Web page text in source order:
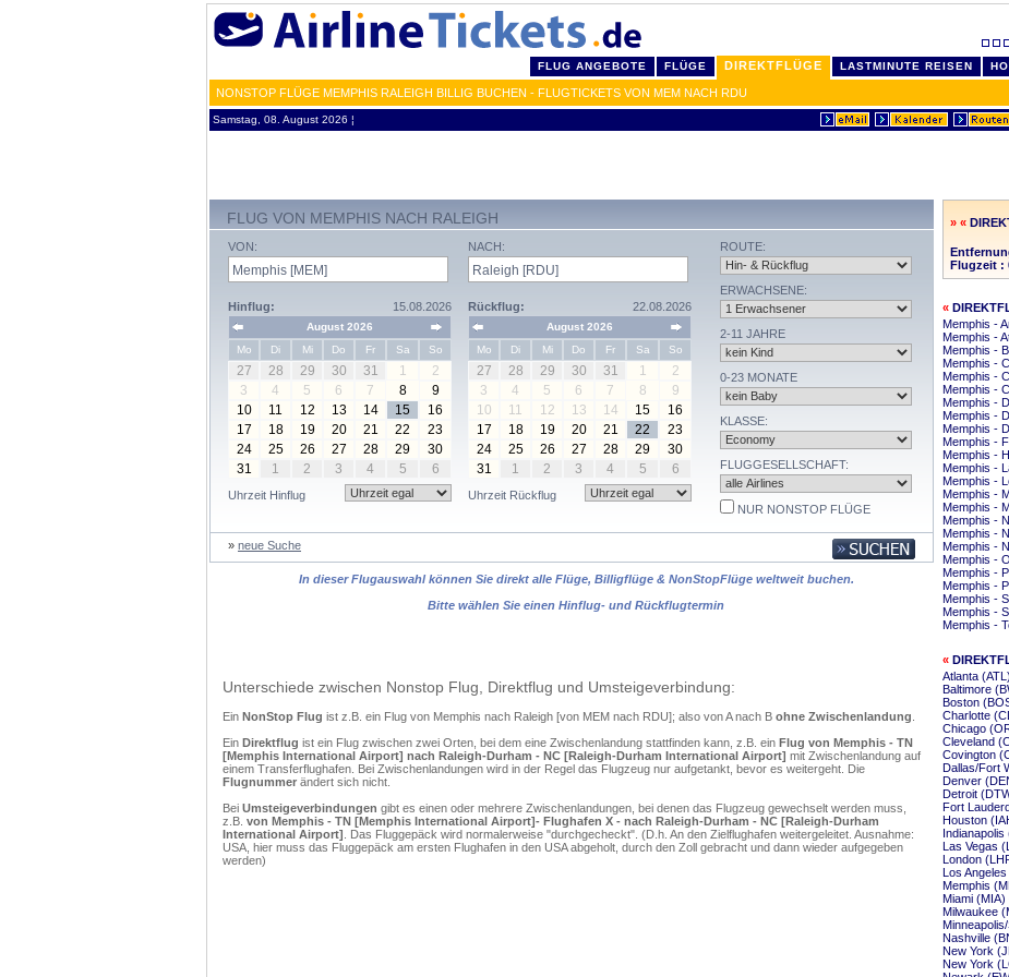
FLUG ANGEBOTE FLÜGE DIREKTFLÜGE LASTMINUTE REISEN
NONSTOP FLÜGE MEMPHIS RALEIGH BILLIG BUCHEN - FLUGTICKETS VON MEM NACH RDU
Samstag, 08. August 2026 ¦
FLUG VON MEMPHIS NACH RALEIGH
VON:
Hinflug: 15.08.2026
August 2026
Mo
Di Mi Do Fr Sa So
27 28 29 30 31 1
2
3
4 5 6 7 8
9
10
11 12 13 14 15
16
17
18 19 20 21 22
23
24
25 26 27 28 29
30
31
1 2 3 4 5 6
Uhrzeit Hinflug
NACH:
Rückflug: 22.08.2026
August 2026
Mo
Di Mi Do Fr Sa So
27 28 29 30 31 1
2
3
4 5 6 7 8
9
10
11 12 13 14 15
16
17
18 19 20 21 22
23
24
25 26 27 28 29
30
31
1 2 3 4 5 6
Uhrzeit Rückflug
ROUTE:
ERWACHSENE:
2-11 JAHRE
0-23 MONATE
KLASSE:
FLUGGESELLSCHAFT:
NUR NONSTOP FLÜGE
» neue Suche
In dieser Flugauswahl können Sie direkt alle Flüge, Billigflüge & NonStopFlüge weltweit buchen.
Bitte wählen Sie einen Hinflug- und Rückflugtermin
Unterschiede zwischen Nonstop Flug, Direktflug und Umsteigeverbindung:
Ein NonStop Flug ist z.B. ein Flug von Memphis nach Raleigh [von MEM nach RDU]; also von A nach B ohne Zwischenlandung
Ein Direktflug ist ein Flug zwischen zwei Orten, bei dem eine Zwischenlandung stattfinden kann, z.B. ein Flug von Memphis - TN
[Memphis International Airport] nach Raleigh-Durham - NC [Raleigh-Durham International Airport] mit Zwischenlandung auf
einem Transferflughafen. Bei Zwischenlandungen wird in der Regel das Flugzeug nur aufgetankt, bevor es weitergeht. Die
Flugnummer ändert sich nicht.
Bei Umsteigeverbindungen gibt es einen oder mehrere Zwischenlandungen, bei denen das Flugzeug gewechselt werden muss,
z.B. von Memphis - TN [Memphis International Airport]- Flughafen X - nach Raleigh-Durham - NC [Raleigh-Durham
International Airport] . Das Fluggepäck wird normalerweise "durchgecheckt". (D.h. An den Zielflughafen weitergeleitet. Ausnahme:
USA, hier muss das Fluggepäck am ersten Flughafen in den USA abgeholt, durch den Zoll gebracht und dann wieder aufgegeben
werden)
» «
Flugzeit :
«
Memphis -
Memphis -
Memphis -
Memphis -
Memphis -
Memphis -
Memphis -
Memphis -
Memphis -
Memphis -
Memphis -
Memphis -
Memphis -
Memphis -
Memphis -
Memphis -
Memphis -
Memphis -
Memphis -
Memphis -
Memphis -
Memphis -
Memphis -
Memphis -
«
Atlanta
Baltimore
Boston
Charlotte
Chicago
Cleveland
Covington
Dallas/Fort
Denver
Detroit
Fort
Houston
Las Vegas
London
Los
Memphis
Miami (MIA)
Milwaukee
Nashville
New York
New York